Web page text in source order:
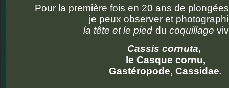
Pour la première fois en 20 ans de
je peux observer et
la tête et le pied du coquillage
Cassis cornuta,
le Casque cornu,
Gastéropode, Cassidae.